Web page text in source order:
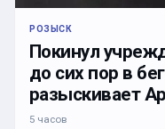
РОЗЫСК
Покинул
до сих пор в
разыскивает
5 часов